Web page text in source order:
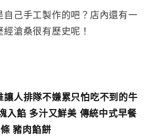
自己手工製作的吧？店內還有一
滄桑很有歷史呢！
讓人排隊不嫌累只怕吃不到的牛
入餡 多汁又鮮美 傳統中式早餐
豬肉餡餅